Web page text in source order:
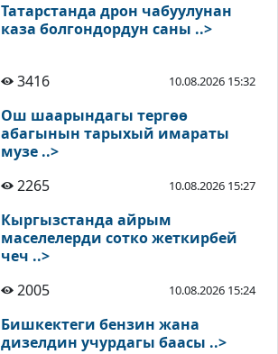
Татарстанда дрон чабуулунан
каза болгондордун саны ..>
3416 10.08.2026 15:32
Ош шаарындагы тергөө
абагынын тарыхый имараты
музе ..>
2265
10.08.2026 15:27
Кыргызстанда айрым
маселелерди сотко жеткирбей
чеч ..>
2005
10.08.2026 15:24
Бишкектеги бензин жана
дизелдин учурдагы баасы ..>